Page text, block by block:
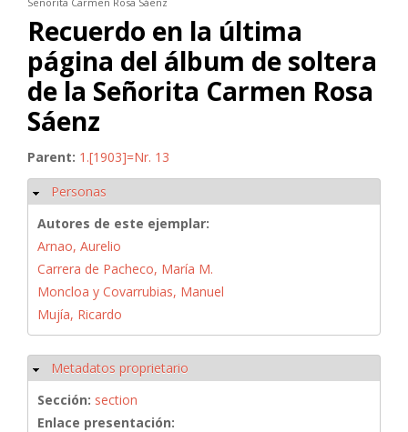
Recuerdo en la última
página del álbum de soltera
de la Señorita Carmen Rosa
Sáenz
Parent: 1.[1903]=Nr. 13
Ocultar
Personas
Autores de este ejemplar:
Arnao, Aurelio
Carrera de Pacheco, María M.
Moncloa y Covarrubias, Manuel
Mujía, Ricardo
Ocultar
Metadatos proprietario
Sección: section
Enlace presentación: